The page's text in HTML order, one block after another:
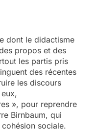
dont le didactisme
propos et des
les partis pris
des récentes
les discours
», pour reprendre
Birnbaum, qui
sociale.